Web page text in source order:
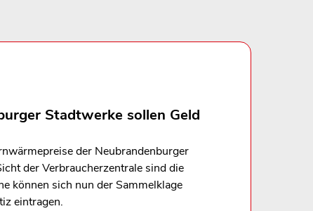
Stadtwerke sollen Geld
der Neubrandenburger
der Verbraucherzentrale sind die
können sich nun der Sammelklage
eintragen.